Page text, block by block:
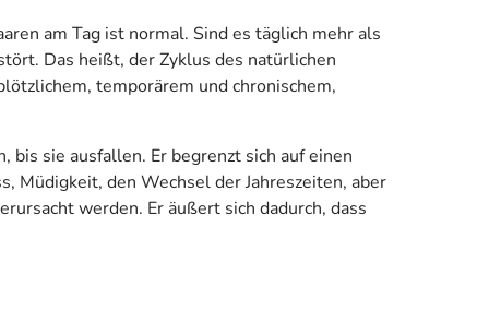
am Tag ist normal. Sind es täglich mehr als
Das heißt, der Zyklus des natürlichen
temporärem und chronischem,
sie ausfallen. Er begrenzt sich auf einen
Müdigkeit, den Wechsel der Jahreszeiten, aber
werden. Er äußert sich dadurch, dass